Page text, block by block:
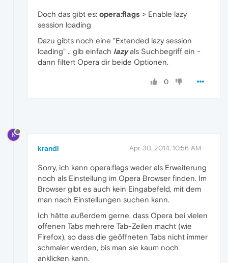
Doch das gibt es: opera:flags > Enable lazy
session loading
Dazu gibts noch eine "Extended lazy session
loading" .. gib einfach lazyals Suchbegriff ein -
dann filtert Opera dir beide Optionen.
0
K
krandi Apr 30, 2014, 10:56 AM
Sorry, ich kann opera:flags weder als Erweiterung
noch als Einstellung im Opera Browser finden. Im
Browser gibt es auch kein Eingabefeld, mit dem
man nach Einstellungen suchen kann.
Ich hätte außerdem gerne, dass Opera bei vielen
offenen Tabs mehrere Tab-Zeilen macht (wie
Firefox), so dass die geöffneten Tabs nicht immer
schmaler werden, bis man sie kaum noch
anklicken kann.